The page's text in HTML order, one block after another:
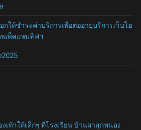
กให้ชำระค่าบริการเพื่อต่ออายุบริการเว็บโฮ
พ็คเกตเลิฟฯ
เท้าให้เด็กๆ ที่โรงเรียน บ้านผาสุกหนอง